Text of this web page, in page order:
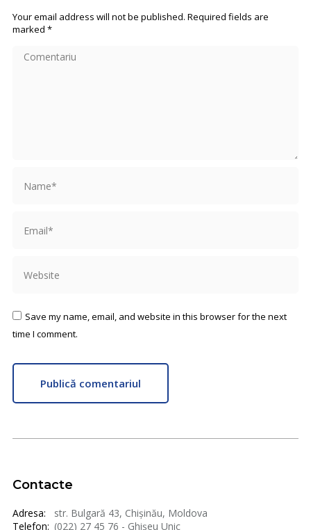
Your email address will not be published. Required fields are
marked *
Comentariu
Save my name, email, and website in this browser for the next
time I comment.
Publică comentariul
Contacte
Adresa:
str. Bulgară 43, Chișinău, Moldova
Telefon: (022) 27 45 76 - Ghișeu Unic